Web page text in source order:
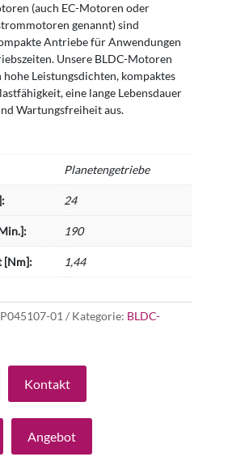
(auch EC-Motoren oder
genannt) sind
Antriebe für Anwendungen
Unsere BLDC-Motoren
Leistungsdichten, kompaktes
eine lange Lebensdauer
Wartungsfreiheit aus.
Planetengetriebe
24
190
[Nm]: 1,44
01 Kategorie: BLDC-
Kontakt
Angebot